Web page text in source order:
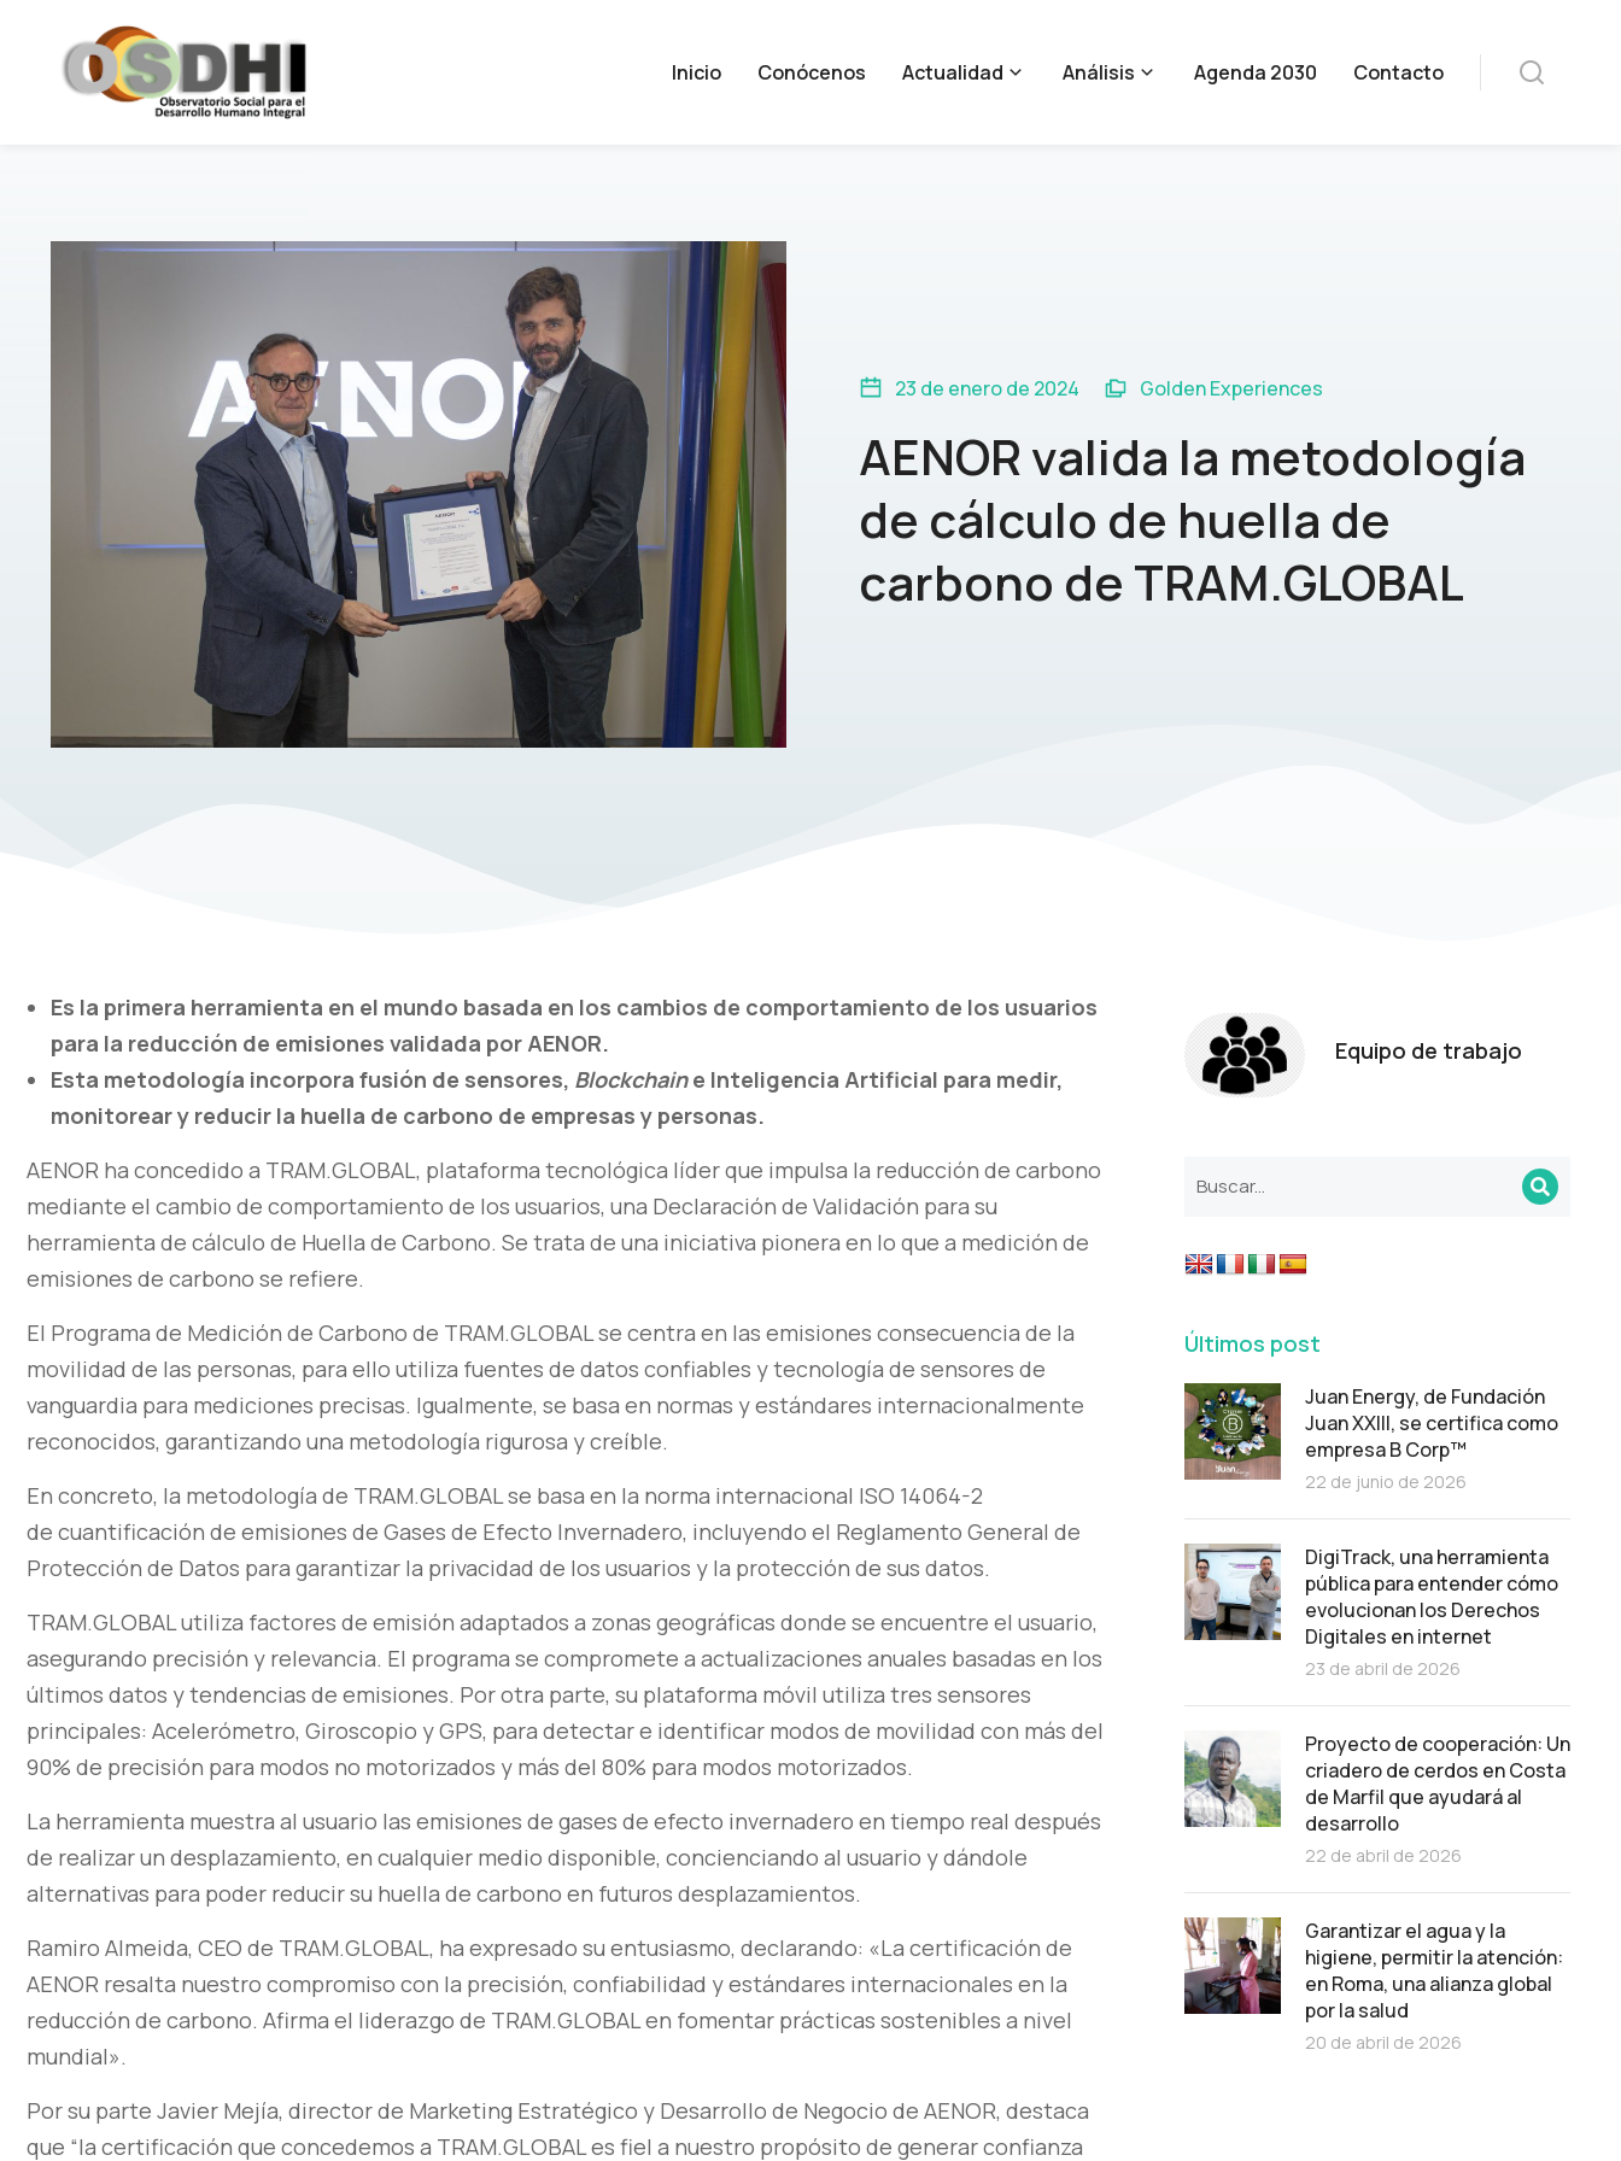
Inicio Conócenos Actualidad Análisis Agenda 2030 Contacto
23 de enero de 2024 Golden Experiences
AENOR valida la metodología
de cálculo de huella de
carbono de TRAM.GLOBAL
Es la primera herramienta en el mundo basada en los cambios de comportamiento de los usuarios
para la reducción de emisiones validada por AENOR.
Esta metodología incorpora fusión de sensores, Blockchaine Inteligencia Artificial para medir,
monitorear y reducir la huella de carbono de empresas y personas.
AENOR ha concedido a TRAM.GLOBAL, plataforma tecnológica líder que impulsa la reducción de carbono
mediante el cambio de comportamiento de los usuarios, una Declaración de Validación para su
herramienta de cálculo de Huella de Carbono. Se trata de una iniciativa pionera en lo que a medición de
emisiones de carbono se refiere.
El Programa de Medición de Carbono de TRAM.GLOBAL se centra en las emisiones consecuencia de la
movilidad de las personas, para ello utiliza fuentes de datos confiables y tecnología de sensores de
vanguardia para mediciones precisas. Igualmente, se basa en normas y estándares internacionalmente
reconocidos, garantizando una metodología rigurosa y creíble.
En concreto, la metodología de TRAM.GLOBAL se basa en la norma internacional ISO 14064-2
de cuantificación de emisiones de Gases de Efecto Invernadero, incluyendo el Reglamento General de
Protección de Datos para garantizar la privacidad de los usuarios y la protección de sus datos.
TRAM.GLOBAL utiliza factores de emisión adaptados a zonas geográficas donde se encuentre el usuario,
asegurando precisión y relevancia. El programa se compromete a actualizaciones anuales basadas en los
últimos datos y tendencias de emisiones. Por otra parte, su plataforma móvil utiliza tres sensores
principales: Acelerómetro, Giroscopio y GPS, para detectar e identificar modos de movilidad con más del
90% de precisión para modos no motorizados y más del 80% para modos motorizados.
La herramienta muestra al usuario las emisiones de gases de efecto invernadero en tiempo real después
de realizar un desplazamiento, en cualquier medio disponible, concienciando al usuario y dándole
alternativas para poder reducir su huella de carbono en futuros desplazamientos.
Ramiro Almeida, CEO de TRAM.GLOBAL, ha expresado su entusiasmo, declarando: «La certificación de
AENOR resalta nuestro compromiso con la precisión, confiabilidad y estándares internacionales en la
reducción de carbono. Afirma el liderazgo de TRAM.GLOBAL en fomentar prácticas sostenibles a nivel
mundial».
Por su parte Javier Mejía, director de Marketing Estratégico y Desarrollo de Negocio de AENOR, destaca
que “la certificación que concedemos a TRAM.GLOBAL es fiel a nuestro propósito de generar confianza
Equipo de trabajo
Últimos post
Juan Energy, de Fundación
Juan XXIII, se certifica como
empresa B Corp™
22 de junio de 2026
DigiTrack, una herramienta
pública para entender cómo
evolucionan los Derechos
Digitales en internet
23 de abril de 2026
Proyecto de cooperación: Un
criadero de cerdos en Costa
de Marfil que ayudará al
desarrollo
22 de abril de 2026
Garantizar el agua y la
higiene, permitir la atención:
en Roma, una alianza global
por la salud
20 de abril de 2026